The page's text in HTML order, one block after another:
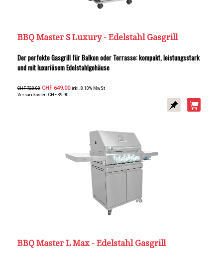
BBQ Master S Luxury - Edelstahl Gasgrill
Der perfekte Gasgrill für Balkon oder Terrasse: kompakt, leistungsstark
und mit luxuriösem Edelstahlgehäuse
CHF 720.00 CHF 649.00 inkl. 8.10% MwSt
Versandkosten: CHF 39.90
BBQ Master L Max - Edelstahl Gasgrill